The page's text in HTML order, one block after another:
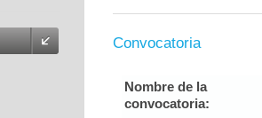
Convocatoria
Nombre de la
convocatoria: